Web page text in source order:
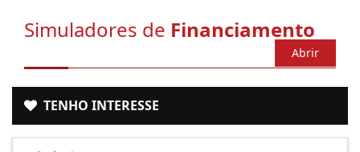
Simuladores de Financiamento
Abrir
TENHO INTERESSE